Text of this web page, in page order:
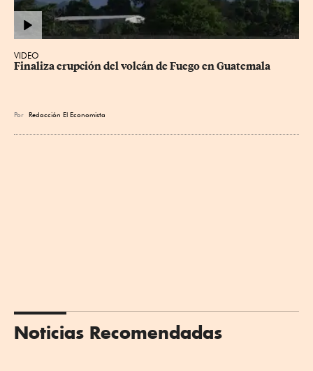
VIDEO
Finaliza erupción del volcán de Fuego en Guatemala
Por Redacción El Economista
Noticias Recomendadas